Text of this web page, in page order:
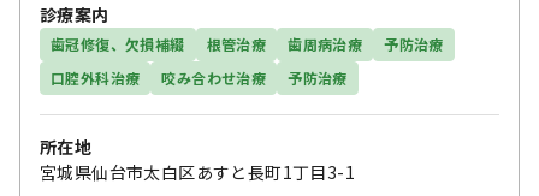
診療案内
歯冠修復、欠損補綴 根管治療 歯周病治療
予防治療
口腔外科治療
咬み合わせ治療 予防治療
所在地
宮城県仙台市太白区あすと長町1丁目3-1